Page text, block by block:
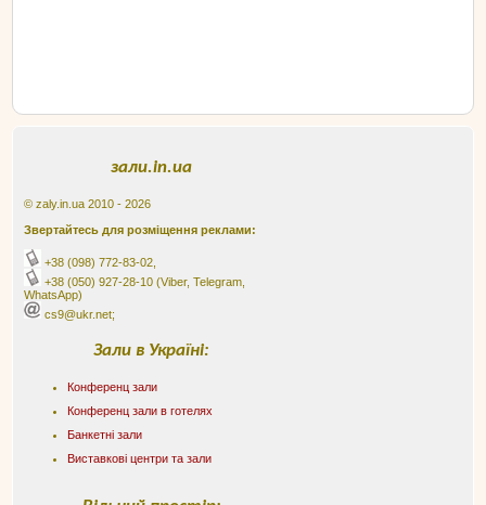
зали.in.ua
© zaly.in.ua 2010 - 2026
Звертайтесь для розміщення реклами:
+38 (098) 772-83-02
+38 (050) 927-28-10 (Viber, Telegram,
WhatsApp)
cs9@ukr.net;
Зали в Україні:
Конференц зали
Конференц зали в готелях
Банкетні зали
Виставкові центри та зали